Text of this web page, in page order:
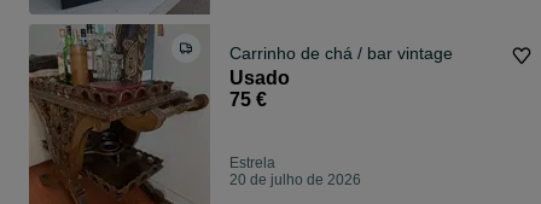
Carrinho de chá / bar vintage
Usado
75 €
Estrela
20 de julho de 2026